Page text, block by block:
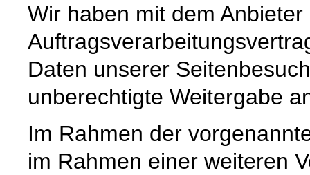
Wir haben mit dem Anbieter
Daten unserer
unberechtigte Weitergabe
Im Rahmen der
im Rahmen einer weiteren